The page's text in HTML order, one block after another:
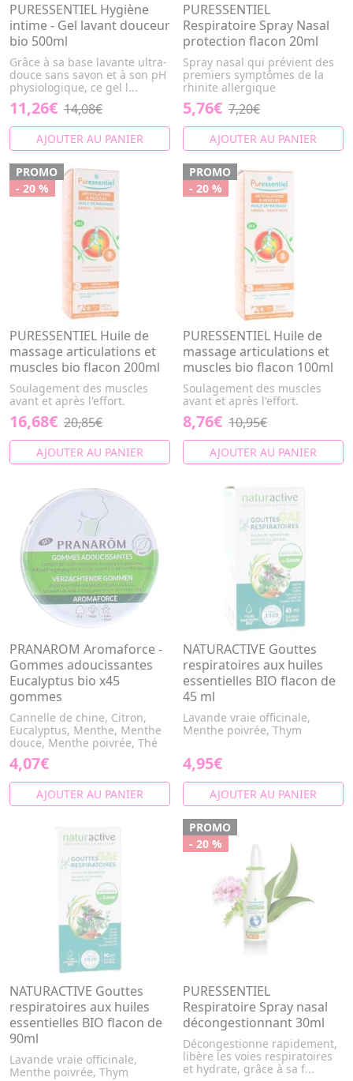
PURESSENTIEL Hygiène
intime - Gel lavant douceur
bio 500ml
Grâce à sa base lavante ultra-
douce sans savon et à son pH
physiologique, ce gel l...
11,26€ 14,08€
AJOUTER AU PANIER
PURESSENTIEL
Respiratoire Spray Nasal
protection flacon 20ml
Spray nasal qui prévient des
premiers symptômes de la
rhinite allergique
5,76€ 7,20€
AJOUTER AU PANIER
PROMO
- 20 %
PURESSENTIEL Huile de
massage articulations et
muscles bio flacon 200ml
Soulagement des muscles
avant et après l'effort.
16,68€ 20,85€
AJOUTER AU PANIER
PROMO
- 20 %
PURESSENTIEL Huile de
massage articulations et
muscles bio flacon 100ml
Soulagement des muscles
avant et après l'effort.
8,76€ 10,95€
AJOUTER AU PANIER
PRANAROM Aromaforce -
Gommes adoucissantes
Eucalyptus bio x45
gommes
Cannelle de chine, Citron,
Eucalyptus, Menthe, Menthe
douce, Menthe poivrée, Thé
4,07€
AJOUTER AU PANIER
NATURACTIVE Gouttes
respiratoires aux huiles
essentielles BIO flacon de
45 ml
Lavande vraie officinale,
Menthe poivrée, Thym
4,95€
AJOUTER AU PANIER
NATURACTIVE Gouttes
respiratoires aux huiles
essentielles BIO flacon de
90ml
Lavande vraie officinale,
Menthe poivrée, Thym
PROMO
- 20 %
PURESSENTIEL
Respiratoire Spray nasal
décongestionnant 30ml
Décongestionne rapidement,
libère les voies respiratoires
et hydrate, grâce à sa f...